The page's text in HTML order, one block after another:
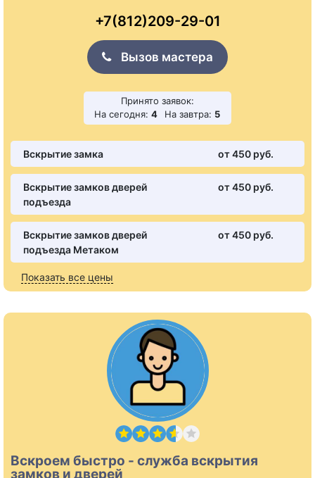
+7(812)209-29-01
Вызов мастера
Принято заявок:
На сегодня: 4 На завтра: 5
Вскрытие замка от 450 pуб.
Вскрытие замков дверей
подъезда
от 450 pуб.
Вскрытие замков дверей
подъезда Метаком
от 450 pуб.
Показать все цены
Вскроем быстро - служба вскрытия
замков и дверей